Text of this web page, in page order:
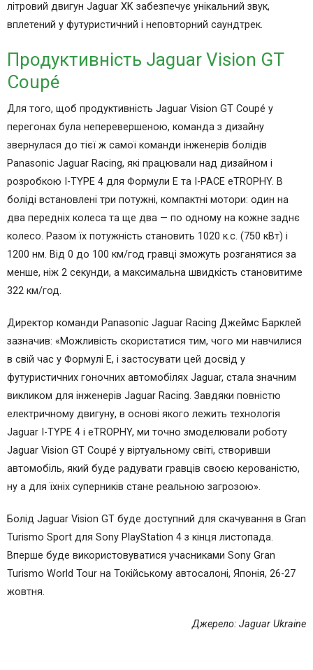
літровий двигун Jaguar XK забезпечує унікальний звук,
вплетений у футуристичний і неповторний саундтрек.
Продуктивність Jaguar Vision GT
Coupé
Для того, щоб продуктивність Jaguar Vision GT Coupé у
перегонах була неперевершеною, команда з дизайну
звернулася до тієї ж самої команди інженерів болідів
Panasonic Jaguar Racing, які працювали над дизайном і
розробкою I-TYPE 4 для Формули E та I-PACE eTROPHY. В
боліді встановлені три потужні, компактні мотори: один на
два передніх колеса та ще два — по одному на кожне заднє
колесо. Разом їх потужність становить 1020 к.с. (750 кВт) і
1200 нм. Від 0 до 100 км/год гравці зможуть розганятися за
менше, ніж 2 секунди, а максимальна швидкість становитиме
322 км/год.
Директор команди Panasonic Jaguar Racing Джеймс Барклей
зазначив: «Можливість скористатися тим, чого ми навчилися
в свій час у Формулі Е, і застосувати цей досвід у
футуристичних гоночних автомобілях Jaguar, стала значним
викликом для інженерів Jaguar Racing. Завдяки повністю
електричному двигуну, в основі якого лежить технологія
Jaguar I-TYPE 4 і eTROPHY, ми точно змоделювали роботу
Jaguar Vision GT Coupé у віртуальному світі, створивши
автомобіль, який буде радувати гравців своєю керованістю,
ну а для їхніх суперників стане реальною загрозою».
Болід Jaguar Vision GT буде доступний для скачування в Gran
Turismo Sport для Sony PlayStation 4 з кінця листопада.
Вперше буде використовуватися учасниками Sony Gran
Turismo World Tour на Токійському автосалоні, Японія, 26-27
жовтня.
Джерело: Jaguar Ukraine